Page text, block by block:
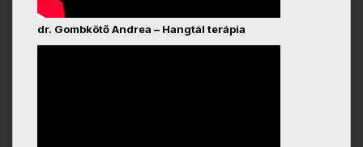
dr. Gombkötő Andrea – Hangtál terápia